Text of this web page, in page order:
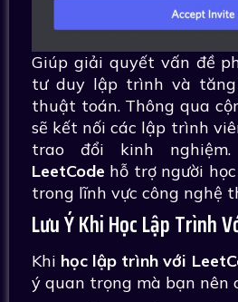
Giúp giải quyết vấn đề
tư duy lập trình và tăng
thuật toán. Thông qua
sẽ kết nối các lập trình
trao đổi kinh
LeetCode hỗ trợ người
trong lĩnh vực công nghệ
Lưu Ý Khi Học Lập Trình
Khi học lập trình với
ý quan trọng mà bạn nên